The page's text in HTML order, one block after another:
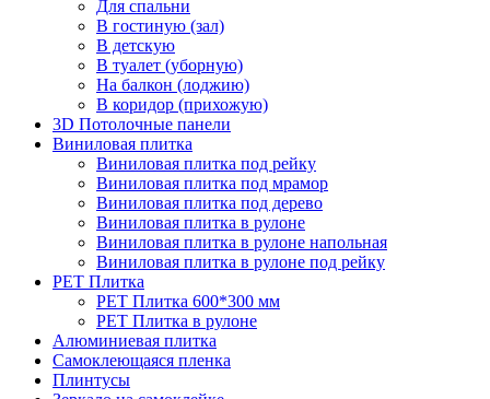
Для спальни
В гостиную (зал)
В детскую
В туалет (уборную)
На балкон (лоджию)
В коридор (прихожую)
3D Потолочные панели
Виниловая плитка
Виниловая плитка под рейку
Виниловая плитка под мрамор
Виниловая плитка под дерево
Виниловая плитка в рулоне
Виниловая плитка в рулоне напольная
Виниловая плитка в рулоне под рейку
PET Плитка
PET Плитка 600*300 мм
PET Плитка в рулоне
Алюминиевая плитка
Самоклеющаяся пленка
Плинтусы